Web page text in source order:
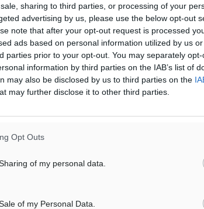
sharing to third parties, or processing of your
advertising by us, please use the below opt-out
note that after your opt-out request is processed
ads based on personal information utilized by us
parties prior to your opt-out. You may separately
information by third parties on the IAB’s list of
may also be disclosed by us to third parties on the
may further disclose it to other third parties.
Opt Outs
of my personal data.
of my Personal Data.